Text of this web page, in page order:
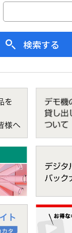
検索する